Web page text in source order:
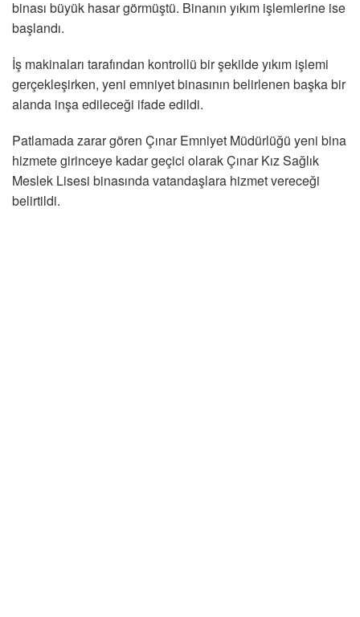
binası büyük hasar görmüştü. Binanın yıkım işlemlerine ise
başlandı.
İş makinaları tarafından kontrollü bir şekilde yıkım işlemi
gerçekleşirken, yeni emniyet binasının belirlenen başka bir
alanda inşa edileceği ifade edildi.
Patlamada zarar gören Çınar Emniyet Müdürlüğü yeni bina
hizmete girinceye kadar geçici olarak Çınar Kız Sağlık
Meslek Lisesi binasında vatandaşlara hizmet vereceği
belirtildi.